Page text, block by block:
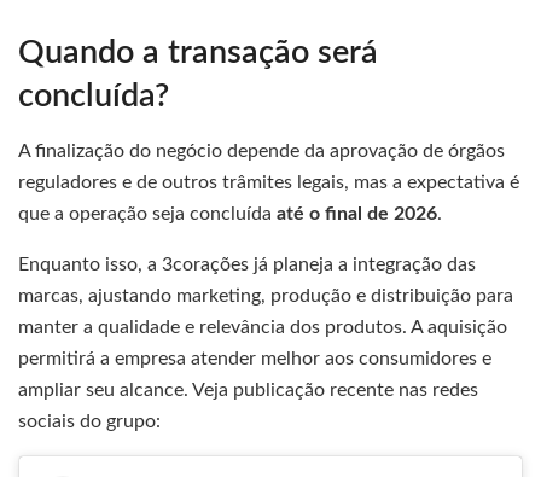
Quando a transação será
concluída?
A finalização do negócio depende da aprovação de órgãos
reguladores e de outros trâmites legais, mas a expectativa é
que a operação seja concluída até o final de 2026.
Enquanto isso, a 3corações já planeja a integração das
marcas, ajustando marketing, produção e distribuição para
manter a qualidade e relevância dos produtos. A aquisição
permitirá a empresa atender melhor aos consumidores e
ampliar seu alcance. Veja publicação recente nas redes
sociais do grupo: